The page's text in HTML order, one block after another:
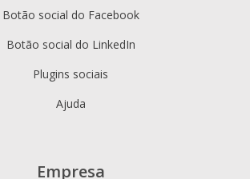
Botão social do Facebook
Botão social do LinkedIn
Plugins sociais
Ajuda
Empresa